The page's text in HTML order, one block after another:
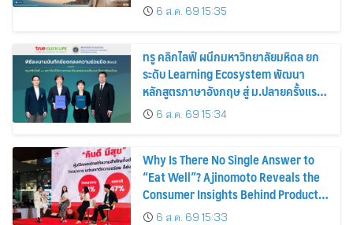
6 ส.ค. 69 15:35
ทรู คลิกไลฟ์ ผนึกมหาวิทยาลัยมหิดล ยก
ระดับ Learning Ecosystem พัฒนา
หลักสูตรภาษาอังกฤษ สู่ ม.ปลายครั้งแรก!
พร้อมใช้ปีการศึกษา 2570
6 ส.ค. 69 15:34
Why Is There No Single Answer to
“Eat Well”? Ajinomoto Reveals the
Consumer Insights Behind Product
Innovation for Every Lifestyle
6 ส.ค. 69 15:33